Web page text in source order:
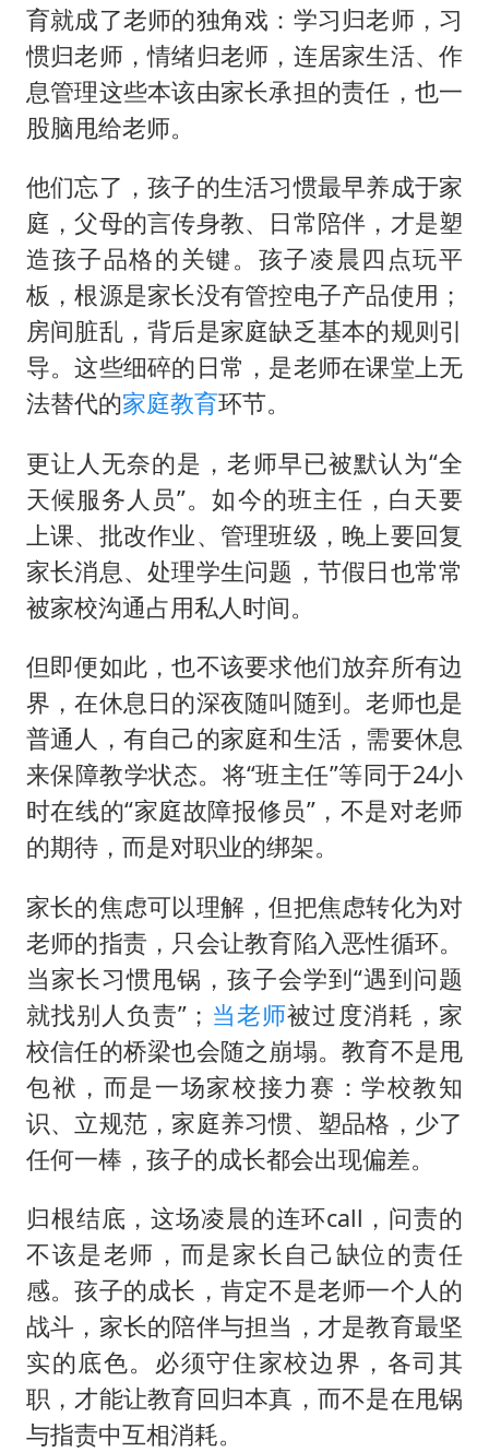
育就成了老师的独角戏：学习归老师，习
惯归老师，情绪归老师，连居家生活、作
息管理这些本该由家长承担的责任，也一
股脑甩给老师。
他们忘了，孩子的生活习惯最早养成于家
庭，父母的言传身教、日常陪伴，才是塑
造孩子品格的关键。孩子凌晨四点玩平
板，根源是家长没有管控电子产品使用；
房间脏乱，背后是家庭缺乏基本的规则引
导。这些细碎的日常，是老师在课堂上无
法替代的家庭教育环节。
更让人无奈的是，老师早已被默认为“全
天候服务人员”。如今的班主任，白天要
上课、批改作业、管理班级，晚上要回复
家长消息、处理学生问题，节假日也常常
被家校沟通占用私人时间。
但即便如此，也不该要求他们放弃所有边
界，在休息日的深夜随叫随到。老师也是
普通人，有自己的家庭和生活，需要休息
来保障教学状态。将“班主任”等同于24小
时在线的“家庭故障报修员”，不是对老师
的期待，而是对职业的绑架。
家长的焦虑可以理解，但把焦虑转化为对
老师的指责，只会让教育陷入恶性循环。
当家长习惯甩锅，孩子会学到“遇到问题
就找别人负责”； 当老师被过度消耗，家
校信任的桥梁也会随之崩塌。教育不是甩
包袱，而是一场家校接力赛：学校教知
识、立规范，家庭养习惯、塑品格，少了
任何一棒，孩子的成长都会出现偏差。
归根结底，这场凌晨的连环call，问责的
不该是老师，而是家长自己缺位的责任
感。孩子的成长，肯定不是老师一个人的
战斗，家长的陪伴与担当，才是教育最坚
实的底色。必须守住家校边界，各司其
职，才能让教育回归本真，而不是在甩锅
与指责中互相消耗。